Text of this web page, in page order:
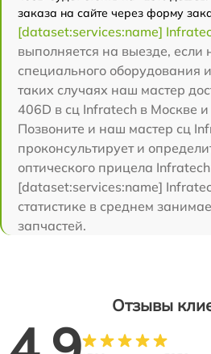
заказа на сайте через форму
[dataset:services:name]
выполняется на выезде, если
специального оборудования
таких случаях наш мастер
406D в сц Infratech в Москве и
Позвоните и наш мастер сц
проконсультирует и
оптического прицела
[dataset:services:name]
статистике в среднем
запчастей.
Отзывы